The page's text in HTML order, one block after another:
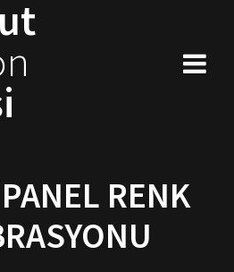
Skip
to
PANEL RENK